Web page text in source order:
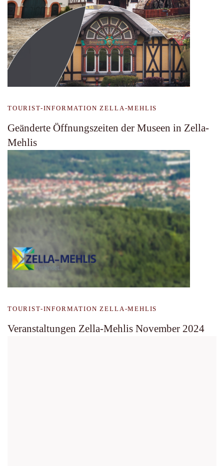
TOURIST-INFORMATION ZELLA-MEHLIS
Geänderte Öffnungszeiten der Museen in Zella-
Mehlis
TOURIST-INFORMATION ZELLA-MEHLIS
Veranstaltungen Zella-Mehlis November 2024